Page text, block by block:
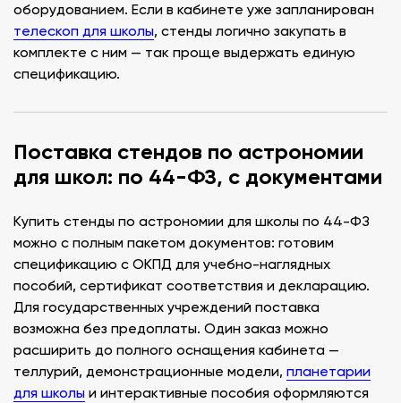
оборудованием. Если в кабинете уже запланирован
телескоп для школы, стенды логично закупать в
комплекте с ним — так проще выдержать единую
спецификацию.
Поставка стендов по астрономии
для школ: по 44-ФЗ, с документами
Купить стенды по астрономии для школы по 44-ФЗ
можно с полным пакетом документов: готовим
спецификацию с ОКПД для учебно-наглядных
пособий, сертификат соответствия и декларацию.
Для государственных учреждений поставка
возможна без предоплаты. Один заказ можно
расширить до полного оснащения кабинета —
теллурий, демонстрационные модели, планетарии
для школы и интерактивные пособия оформляются